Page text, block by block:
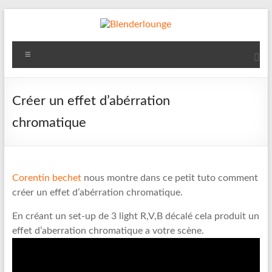
Blenderlounge
Le
de
sur
Créer un effet d’abérration
chromatique
Corentin bechetnous montre dans ce petit tuto comment
créer un effet d’abérration chromatique.
En créant un set-up de 3 light R,V,B décalé cela produit un
effet d’aberration chromatique a votre scène.